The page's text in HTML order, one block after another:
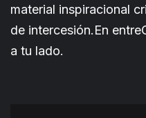
material inspiracional
de intercesión.En
a tu lado.